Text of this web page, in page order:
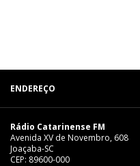
ENDEREÇO
Rádio Catarinense FM
Avenida XV de Novembro, 608
Joaçaba-SC
CEP: 89600-000